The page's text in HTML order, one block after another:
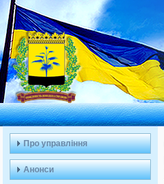
Про управління
Анонси